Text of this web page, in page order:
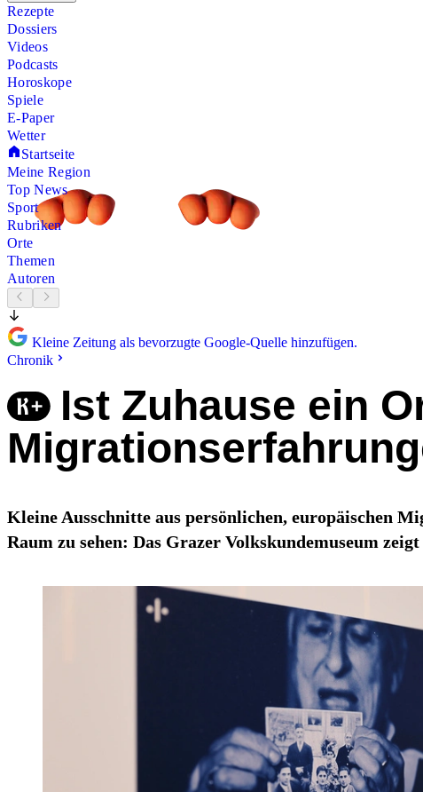
Rezepte
Dossiers
Videos
Podcasts
Horoskope
Spiele
E-Paper
Wetter
Startseite
Meine Region
Top News
Sport
Rubriken
Orte
Themen
Autoren
Kleine Zeitung als bevorzugte Google-Quelle hinzufügen.
Chronik
Ist Zuhause ein
Kleine Ausschnitte aus persönlichen, europäischen
Raum zu sehen: Das Grazer Volkskundemuseum